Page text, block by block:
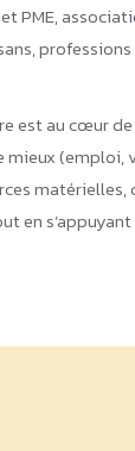
PME,
est au cœur
mieux
en